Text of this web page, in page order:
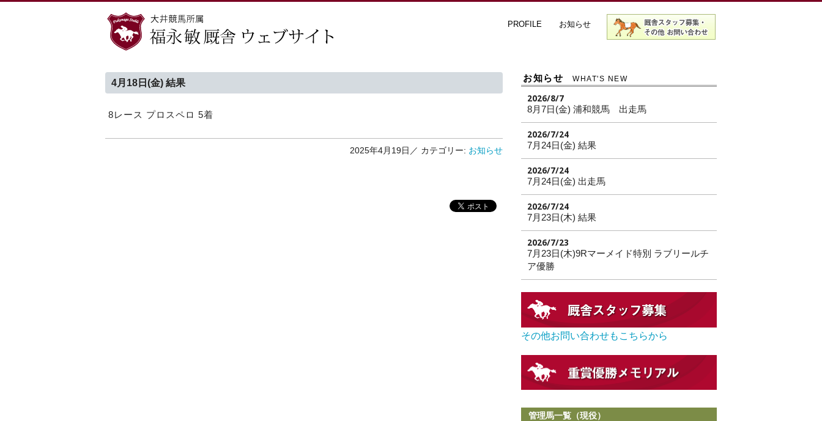
PROFILE お知らせ
4月18日(金) 結果
8レース プロスペロ 5着
2025年4月19日／ カテゴリー: お知らせ
お知らせ WHAT'S NEW
2026/8/7
8月7日(金) 浦和競馬 出走馬
2026/7/24
7月24日(金) 結果
2026/7/24
7月24日(金) 出走馬
2026/7/24
7月23日(木) 結果
2026/7/23
7月23日(木)9Rマーメイド特別 ラブリールチ
ア優勝
その他お問い合わせもこちらから
管理馬一覧（現役）